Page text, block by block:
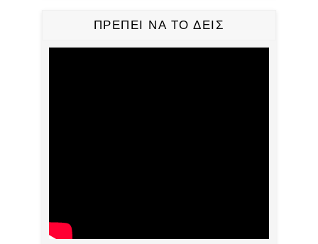
ΠΡΕΠΕΙ ΝΑ ΤΟ ΔΕΙΣ